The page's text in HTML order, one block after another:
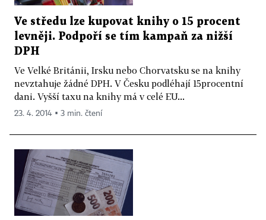
Ve středu lze kupovat knihy o 15 procent
levněji. Podpoří se tím kampaň za nižší
DPH
Ve Velké Británii, Irsku nebo Chorvatsku se na knihy
nevztahuje žádné DPH. V Česku podléhají 15procentní
dani. Vyšší taxu na knihy má v celé EU...
23. 4. 2014 ▪ 3 min. čtení